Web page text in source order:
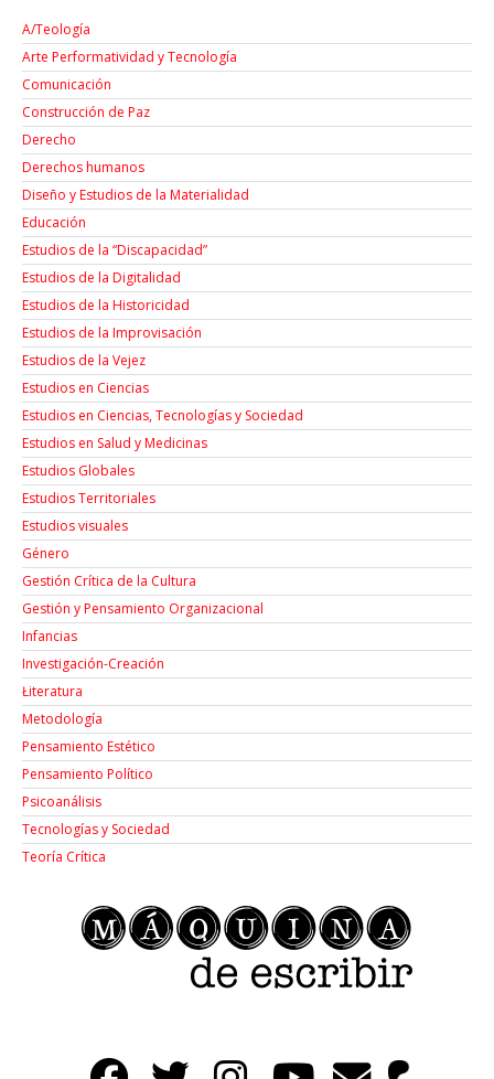
A/Teología
Arte Performatividad y Tecnología
Comunicación
Construcción de Paz
Derecho
Derechos humanos
Diseño y Estudios de la Materialidad
Educación
Estudios de la “Discapacidad”
Estudios de la Digitalidad
Estudios de la Historicidad
Estudios de la Improvisación
Estudios de la Vejez
Estudios en Ciencias
Estudios en Ciencias, Tecnologías y Sociedad
Estudios en Salud y Medicinas
Estudios Globales
Estudios Territoriales
Estudios visuales
Género
Gestión Crítica de la Cultura
Gestión y Pensamiento Organizacional
Infancias
Investigación-Creación
Łiteratura
Metodología
Pensamiento Estético
Pensamiento Político
Psicoanálisis
Tecnologías y Sociedad
Teoría Crítica